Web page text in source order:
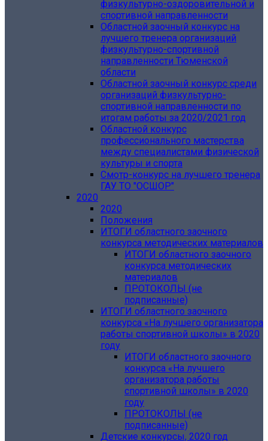
физкультурно-оздоровительной и
спортивной направленности
Областной заочный конкурс на
лучшего тренера организаций
физкультурно-спортивной
направленности Тюменской
области
Областной заочный конкурс среди
организаций физкультурно-
спортивной направленности по
итогам работы за 2020/2021 год
Областной конкурс
профессионального мастерства
между специалистами физической
культуры и спорта
Смотр-конкурс на лучшего тренера
ГАУ ТО "ОСШОР"
2020
2020
Положения
ИТОГИ областного заочного
конкурса методических материалов
ИТОГИ областного заочного
конкурса методических
материалов
ПРОТОКОЛЫ (не
подписанные)
ИТОГИ областного заочного
конкурса «На лучшего организатора
работы спортивной школы» в 2020
году
ИТОГИ областного заочного
конкурса «На лучшего
организатора работы
спортивной школы» в 2020
году
ПРОТОКОЛЫ (не
подписанные)
Детские конкурсы, 2020 год